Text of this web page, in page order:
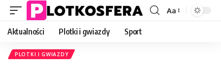
Font
Aa
Aktualności Plotki i gwiazdy Sport
PLOTKI I GWIAZDY